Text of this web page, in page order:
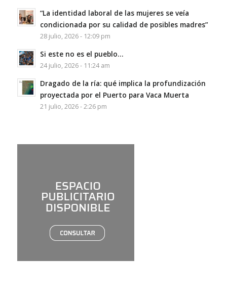
“La identidad laboral de las mujeres se veía
condicionada por su calidad de posibles madres”
28 julio, 2026 - 12:09 pm
Si este no es el pueblo…
24 julio, 2026 - 11:24 am
Dragado de la ría: qué implica la profundización
proyectada por el Puerto para Vaca Muerta
21 julio, 2026 - 2:26 pm